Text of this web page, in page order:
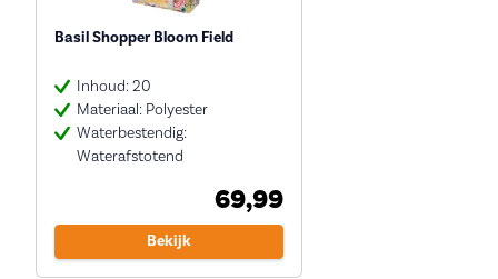
Basil Shopper Bloom Field
Inhoud: 20
Materiaal: Polyester
Waterbestendig:
Waterafstotend
69,99
Bekijk